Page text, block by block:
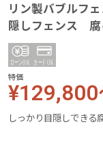
リン製バブルフ
隠しフェンス 腐
特価
しっかり目隠しできる